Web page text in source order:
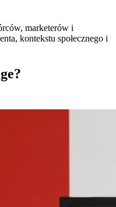
marketerów i
kontekstu społecznego i